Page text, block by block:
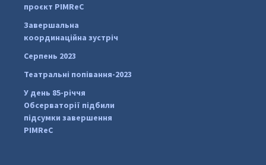
проєкт PIMReC
Завершальна
координаційна зустріч
Серпень 2023
Театральні попівання-2023
У день 85-річчя
Обсерваторії підбили
підсумки завершення
PIMReC